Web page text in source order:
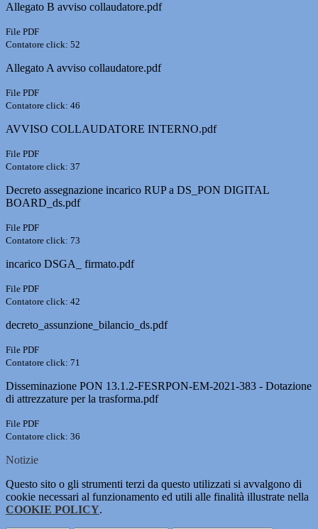
Allegato B avviso collaudatore.pdf
File PDF
Contatore click: 52
Allegato A avviso collaudatore.pdf
File PDF
Contatore click: 46
AVVISO COLLAUDATORE INTERNO.pdf
File PDF
Contatore click: 37
Decreto assegnazione incarico RUP a DS_PON DIGITAL
BOARD_ds.pdf
File PDF
Contatore click: 73
incarico DSGA_ firmato.pdf
File PDF
Contatore click: 42
decreto_assunzione_bilancio_ds.pdf
File PDF
Contatore click: 71
Disseminazione PON 13.1.2-FESRPON-EM-2021-383 - Dotazione
di attrezzature per la trasforma.pdf
File PDF
Contatore click: 36
Notizie
Questo sito o gli strumenti terzi da questo utilizzati si avvalgono di
cookie necessari al funzionamento ed utili alle finalità illustrate nella
COOKIE POLICY.